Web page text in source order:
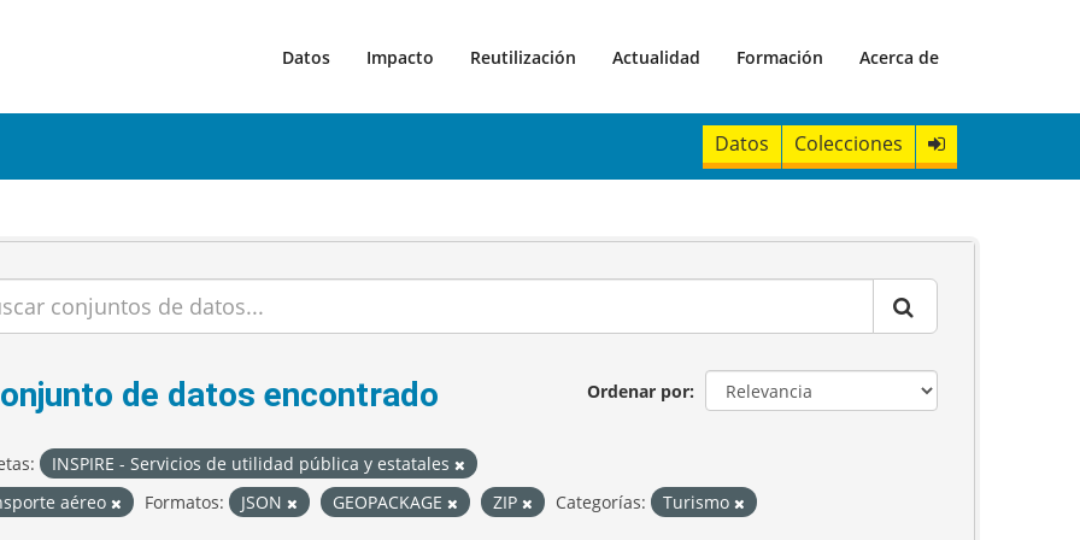
Datos Impacto Reutilización Actualidad Formación Acerca de
Datos Colecciones
Ordenar por
de datos encontrado
INSPIRE - Servicios de utilidad pública y estatales
aéreo
Formatos: JSON GEOPACKAGE ZIP Categorías: Turismo